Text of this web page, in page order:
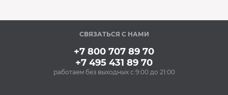
Под заказ
СВЯЗАТЬСЯ С НАМИ
+7 800 707 89 70
+7 495 431 89 70
работаем без выходных с 9:00 до 21:00